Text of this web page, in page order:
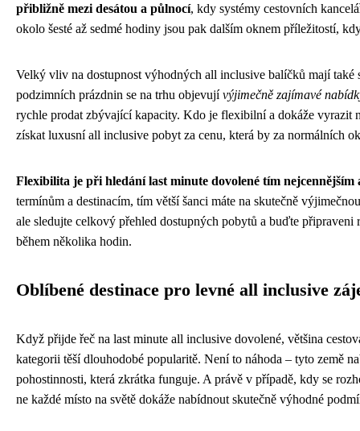
přibližně mezi desátou a půlnocí, kdy systémy cestovních
okolo šesté až sedmé hodiny jsou pak dalším oknem příležitostí,
Velký vliv na dostupnost výhodných all inclusive balíčků mají
podzimních prázdnin se na trhu objevujívýjimečně zajímavé
rychle prodat zbývající kapacity. Kdo je flexibilní a dokáže vyrazit
získat luxusní all inclusive pobyt za cenu, která by za normálních
Flexibilita je při hledání last minute dovolené tím nejcennějším
termínům a destinacím, tím větší šanci máte na skutečně
ale sledujte celkový přehled dostupných pobytů a buďte
během několika hodin.
Oblíbené destinace pro levné all inclusive
Když přijde řeč na last minute all inclusive dovolené, většina
kategorii těší dlouhodobé popularitě. Není to náhoda – tyto země
pohostinnosti, která zkrátka funguje. A právě v případě, kdy se
ne každé místo na světě dokáže nabídnout skutečně výhodné